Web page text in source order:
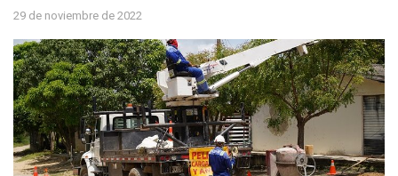
29 de noviembre de 2022